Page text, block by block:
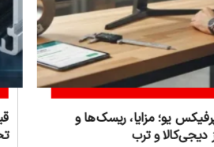
یو؛ مزایا، ریسک‌ها و
دیجی‌کالا و ترب